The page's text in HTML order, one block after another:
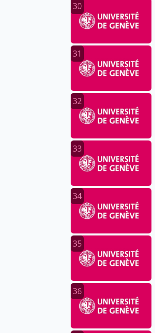
30
31
32
33
34
35
36